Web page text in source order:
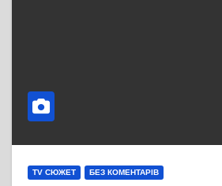
TV СЮЖЕТ БЕЗ КОМЕНТАРІВ